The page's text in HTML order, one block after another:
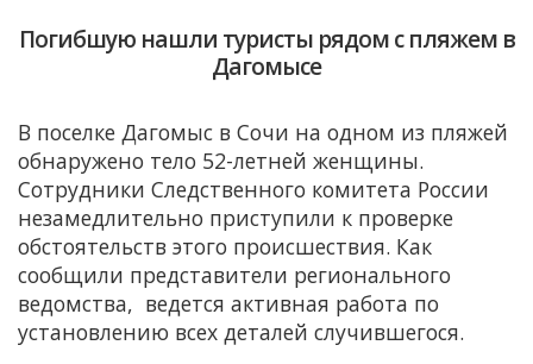
Погибшую нашли туристы рядом с пляжем в
Дагомысе
В поселке Дагомыс в Сочи на одном из пляжей
обнаружено тело 52-летней женщины.
Сотрудники Следственного комитета России
незамедлительно приступили к проверке
обстоятельств этого происшествия. Как
сообщили представители регионального
ведомства, ведется активная работа по
установлению всех деталей случившегося.